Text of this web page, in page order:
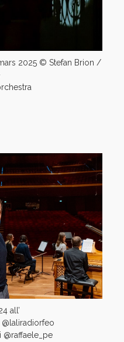
2025 ©️ Stefan Brion /
all’
@raffaele_pe